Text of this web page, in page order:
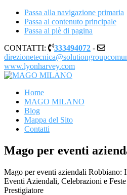
Passa alla navigazione primaria
Passa al contenuto principale
Passa al piè di pagina
CONTATTI:
333494072 -
www.lyonharvey.com
MAGO MILANO
Illusionista a Milano
Home
MAGO MILANO
Blog
Mappa del Sito
Contatti
Mago per eventi
Mago per eventi aziendali Robbiano:
Eventi Aziendali, Celebrazioni e
Prestigiatore